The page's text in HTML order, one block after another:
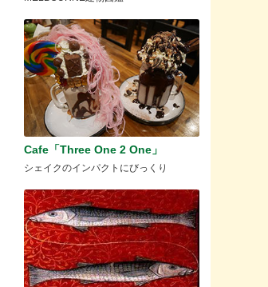
Cafe「Three One 2 One」
シェイクのインパクトにびっくり